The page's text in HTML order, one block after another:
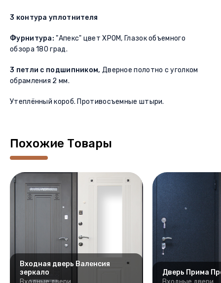
3 контура уплотнителя
Фурнитура: "Апекс" цвет ХРОМ, Глазок объемного
обзора 180 град.
3 петли с подшипником, Дверное полотно с уголком
обрамления 2 мм.
Утеплённый короб. Противосъемные штыри.
Похожие Товары
Входная дверь Валенсия
зеркало
Дверь Прима